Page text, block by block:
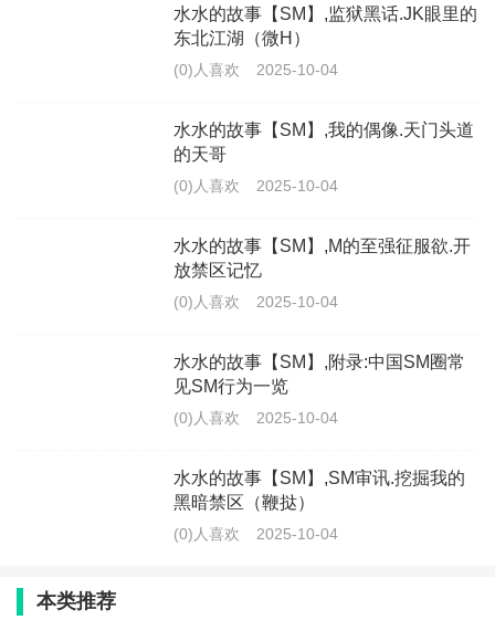
水水的故事【SM】,监狱黑话.JK眼里的
东北江湖（微H）
(0)人喜欢 2025-10-04
水水的故事【SM】,我的偶像.天门头道
的天哥
(0)人喜欢 2025-10-04
水水的故事【SM】,M的至强征服欲.开
放禁区记忆
(0)人喜欢 2025-10-04
水水的故事【SM】,附录:中国SM圈常
见SM行为一览
(0)人喜欢 2025-10-04
水水的故事【SM】,SM审讯.挖掘我的
黑暗禁区（鞭挞）
(0)人喜欢 2025-10-04
本类推荐